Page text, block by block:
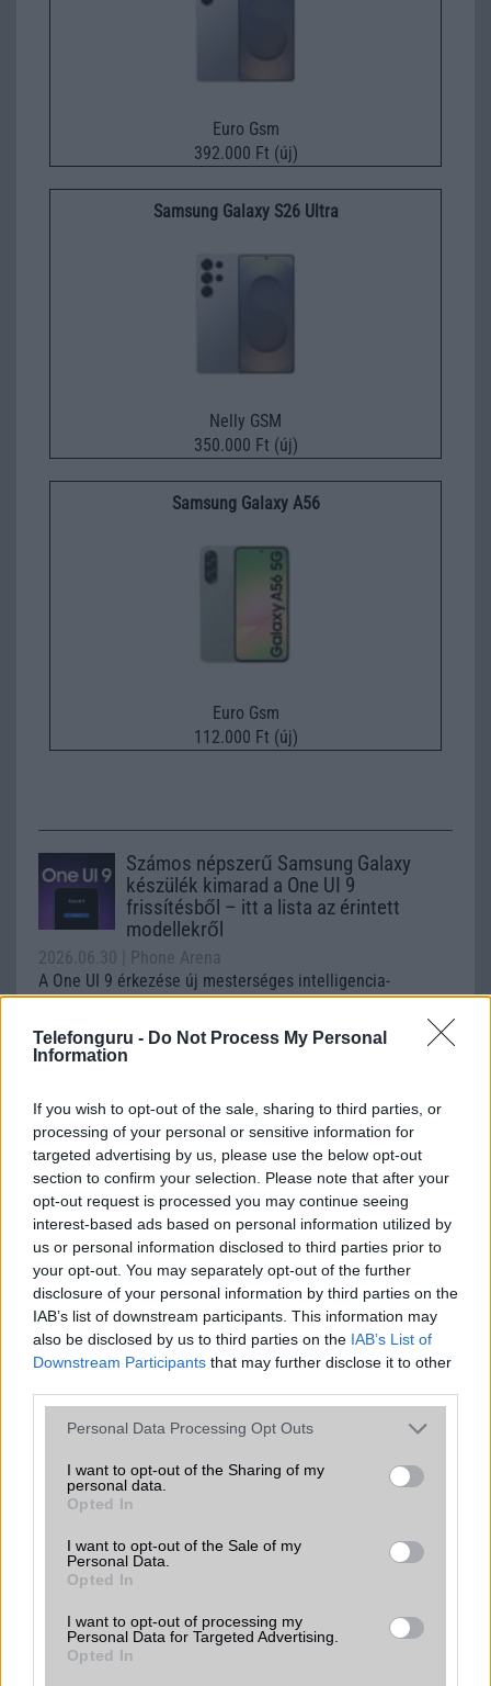
Telefonguru - Do Not Process My Personal
Information
If you wish to opt-out of the sale, sharing to third parties, or
processing of your personal or sensitive information for
targeted advertising by us, please use the below opt-out
section to confirm your selection. Please note that after your
opt-out request is processed you may continue seeing
interest-based ads based on personal information utilized by
us or personal information disclosed to third parties prior to
your opt-out. You may separately opt-out of the further
disclosure of your personal information by third parties on the
IAB’s list of downstream participants. This information may
also be disclosed by us to third parties on the IAB’s List of
Downstream Participants that may further disclose it to other
Please note that this website/app uses one or more Google
not limited to your visit or usage behaviour. You may click to
grant or deny consent to Google and its third-party tags to
use your data for below specified purposes in below Google
consent section.
Personal Data Processing Opt Outs
I want to opt-out of the Sharing of my
personal data.
Opted In
I want to opt-out of the Sale of my
Personal Data.
Opted In
I want to opt-out of processing my
Personal Data for Targeted Advertising.
Opted In
Euro Gsm
392.000 Ft (új)
Samsung Galaxy S26 Ultra
Nelly GSM
350.000 Ft (új)
Samsung Galaxy A56
Euro Gsm
112.000 Ft (új)
Számos népszerű Samsung Galaxy
készülék kimarad a One UI 9
frissítésből – itt a lista az érintett
modellekről
2026.06.30
| Phone Arena
A One UI 9 érkezése új mesterséges intelligencia-
funkciókat és továbbfejlesztett kezelőfelületet hoz,
azonban több korábbi csúcskategóriás és középkategóriás
Galaxy készülék számára ez lesz az út vége.
rántja le a leplet az Apple az új
csúcsmobilokról
2026.06.29| Phone Arena
A szeptemberi eseményen az iPhone 18 Pro modellek
mellett a régóta pletykált hajlítható iPhone Ultra is
bemutatkozhat, miközben az áremelésekről szóló
találgatások továbbra is beárnyékolják a rajtot.
Az Android rejtett automatizmusai: hat
funkció, amely észrevétlenül könnyíti
meg a mindennapokat
2026.06.14 | Android Police
Sok felhasználó külön alkalmazásokra esküszik, pedig az
amelyek maguktól dolgoznak a háttérben.
Google Maps vs. Waze: A két
navigációs óriás küzdelme a
telefonunkon
2026.08.09
Bár a Google mindkét alkalmazást birtokolja, még mindig
nyomós okunk van mindkettőt feltelepíteni.